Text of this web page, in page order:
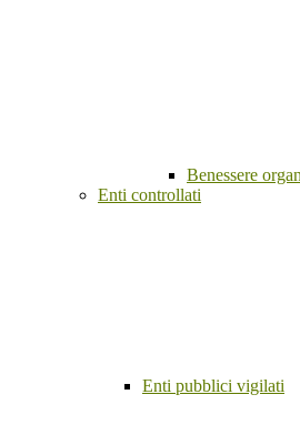
Benessere
Enti controllati
Enti pubblici vigilati